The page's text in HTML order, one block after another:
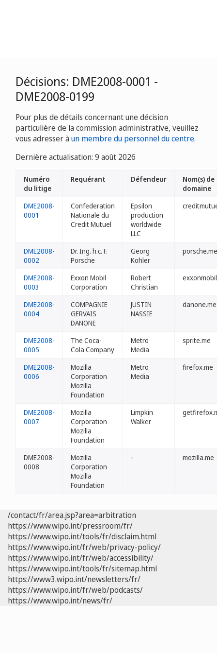
Décisions: DME2008-0001 -
DME2008-0199
Pour plus de détails concernant une décision
particulière de la commission administrative, veuillez
vous adresser àun membre du personnel du centre.
Dernière actualisation: 9 août 2026
Numéro
du litige
Requérant Défendeur
Nom(s) de
domaine
DME2008-
0001
Confederation
Nationale du
Credit Mutuel
Epsilon
production
worldwide
LLC
DME2008-
0002
Dr. Ing. h.c. F.
Porsche
Georg
Kohler
porsche.me
DME2008-
0003
Exxon Mobil
Corporation
Robert
Christian
DME2008-
0004
COMPAGNIE
GERVAIS
DANONE
JUSTIN
NASSIE
danone.me
DME2008-
0005
The Coca-
Cola Company
Metro
Media
sprite.me
DME2008-
0006
Mozilla
Corporation
Mozilla
Foundation
Metro
Media
firefox.me
DME2008-
0007
Mozilla
Corporation
Mozilla
Foundation
Limpkin
Walker
DME2008-
0008
Mozilla
Corporation
Mozilla
Foundation
- mozilla.me
/contact/fr/area.jsp?area=arbitration
https://www.wipo.int/pressroom/fr/
https://www.wipo.int/tools/fr/disclaim.html
https://www.wipo.int/fr/web/privacy-policy/
https://www.wipo.int/fr/web/accessibility/
https://www.wipo.int/tools/fr/sitemap.html
https://www3.wipo.int/newsletters/fr/
https://www.wipo.int/fr/web/podcasts/
https://www.wipo.int/news/fr/